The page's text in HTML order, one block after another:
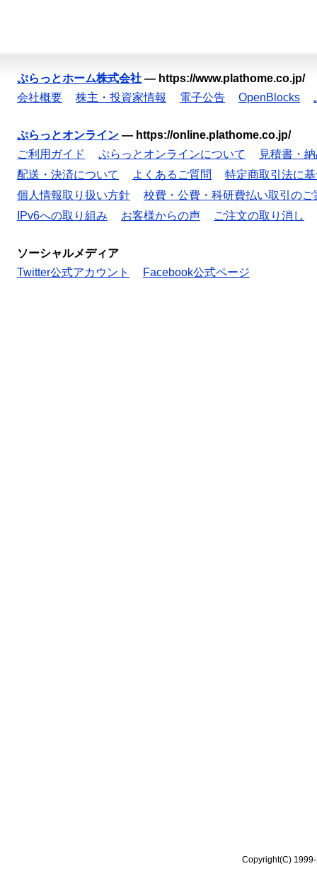
ぷらっとホーム株式会社 — https://www.plathome.co.jp/
会社概要
株主・投資家情報 電子公告 OpenBlocks
ぷらっとオンライン — https://online.plathome.co.jp/
ご利用ガイド
ぷらっとオンラインについて
見積書・
配送・決済について
よくあるご質問
特定商取引法に
個人情報取り扱い方針
校費・公費・科研費払い取引のご
IPv6への取り組み
お客様からの声 ご注文の取り消し
ソーシャルメディア
Twitter公式アカウント
Facebook公式ページ
Copyright(C)